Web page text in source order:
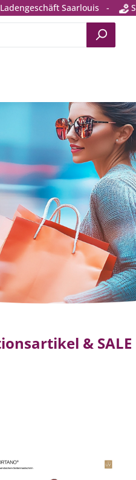
Ladengeschäft Saarlouis -
& SALE